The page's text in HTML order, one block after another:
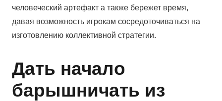
человеческий артефакт а также бережет время,
давая возможность игрокам сосредоточиваться на
изготовлению коллективной стратегии.
Дать начало
барышничать из